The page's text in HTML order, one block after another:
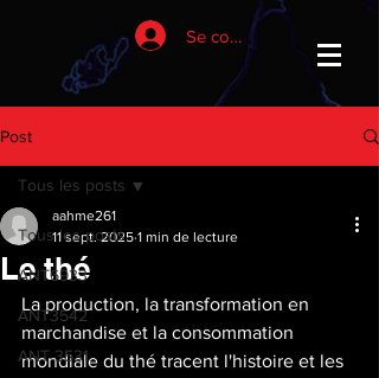
Se connecter
Post
Tous les posts
ANT6933
ANT3542
ANT 3531
Tous les posts
Le thé
aahme261
11 sept. 2025 1 min de lecture
La production, la transformation en
marchandise et la consommation
mondiale du thé tracent l'histoire et les